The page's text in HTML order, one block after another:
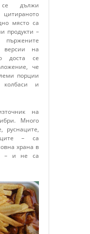
дължи
място са
продукти –
версии на
доста се
че
порции
колбаси и
на
Много
руснаците,
– са
храна в
– и не са